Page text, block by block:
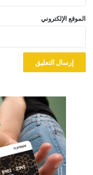
الموقع الإلكتروني